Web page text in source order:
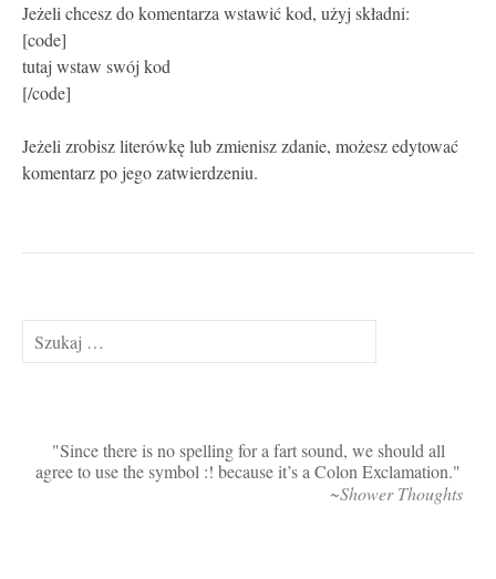
Jeżeli chcesz do komentarza wstawić kod, użyj składni:
[code]
tutaj wstaw swój kod
[/code]
Jeżeli zrobisz literówkę lub zmienisz zdanie, możesz edytować
komentarz po jego zatwierdzeniu.
Szukaj:
Since there is no spelling for a fart sound, we should all
agree to use the symbol :! because it’s a Colon Exclamation.
~Shower Thoughts